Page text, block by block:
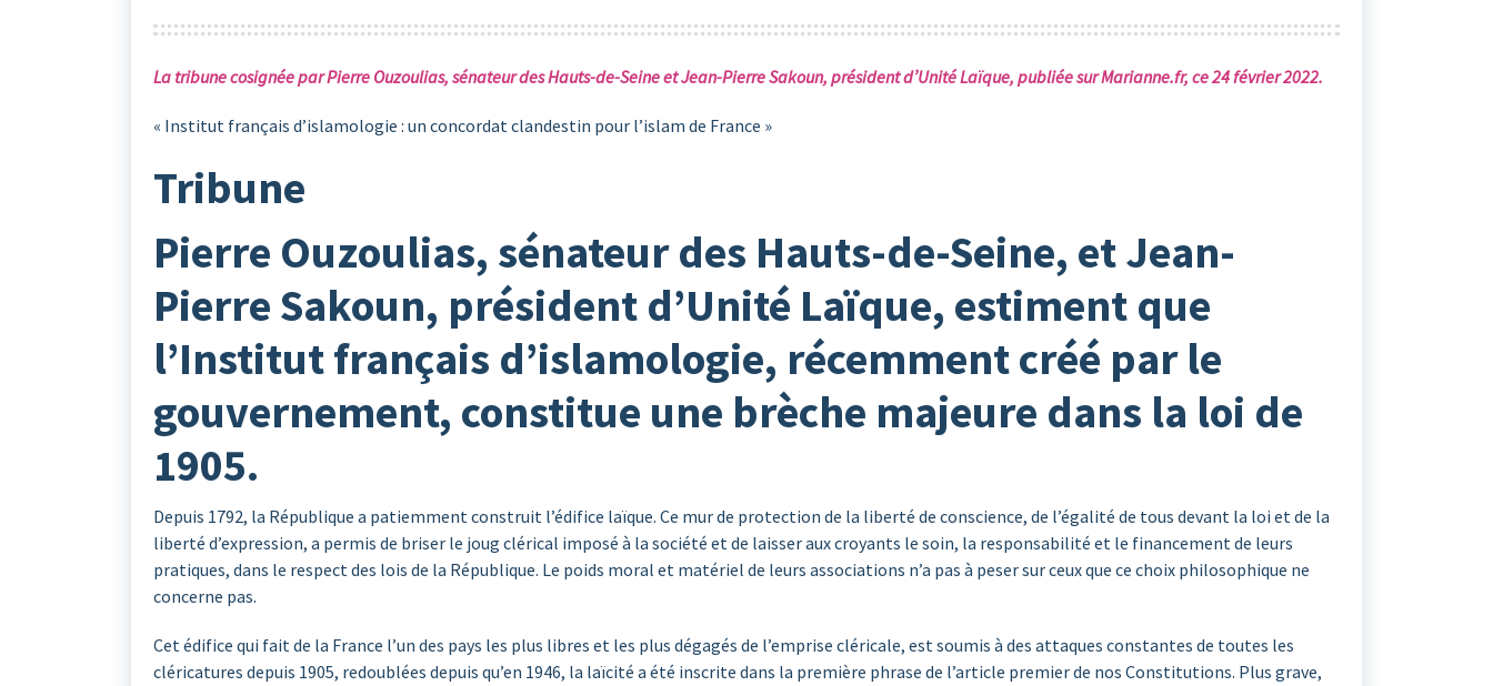
La tribune cosignée par Pierre Ouzoulias, sénateur des Hauts-de-Seine et Jean-Pierre Sakoun, président d’Unité Laïque, publiée sur Marianne.fr, ce 24 février 2022.
« Institut français d’islamologie : un concordat clandestin pour l’islam de France »
Tribune
Pierre Ouzoulias, sénateur des Hauts-de-Seine, et Jean-
Pierre Sakoun, président d’Unité Laïque, estiment que
l’Institut français d’islamologie, récemment créé par le
gouvernement, constitue une brèche majeure dans la loi de
1905.
Depuis 1792, la République a patiemment construit l’édifice laïque. Ce mur de protection de la liberté de conscience, de l’égalité de tous devant la loi et de la
liberté d’expression, a permis de briser le joug clérical imposé à la société et de laisser aux croyants le soin, la responsabilité et le financement de leurs
pratiques, dans le respect des lois de la République. Le poids moral et matériel de leurs associations n’a pas à peser sur ceux que ce choix philosophique ne
concerne pas.
Cet édifice qui fait de la France l’un des pays les plus libres et les plus dégagés de l’emprise cléricale, est soumis à des attaques constantes de toutes les
cléricatures depuis 1905, redoublées depuis qu’en 1946, la laïcité a été inscrite dans la première phrase de l’article premier de nos Constitutions. Plus grave,